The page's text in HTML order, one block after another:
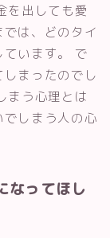
を出しても愛
は、どのタイ
います。 で
まったのでし
まう心理とは
しまう人の心
なってほし